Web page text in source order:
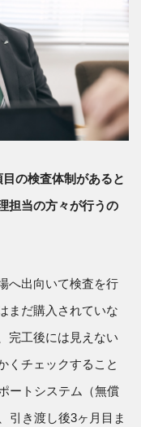
の検査体制があると
担当の方々が行うの
へ出向いて検査を行
まだ購入されていな
完工後には見えない
くチェックすること
ートシステム（無償
引き渡し後3ヶ月目ま